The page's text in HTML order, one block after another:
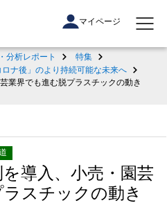
マイページ
分析レポート
特集
ナ後」のより持続可能な未来へ
業界でも進む脱プラスチックの動き
導入、小売・園芸
スチックの動き